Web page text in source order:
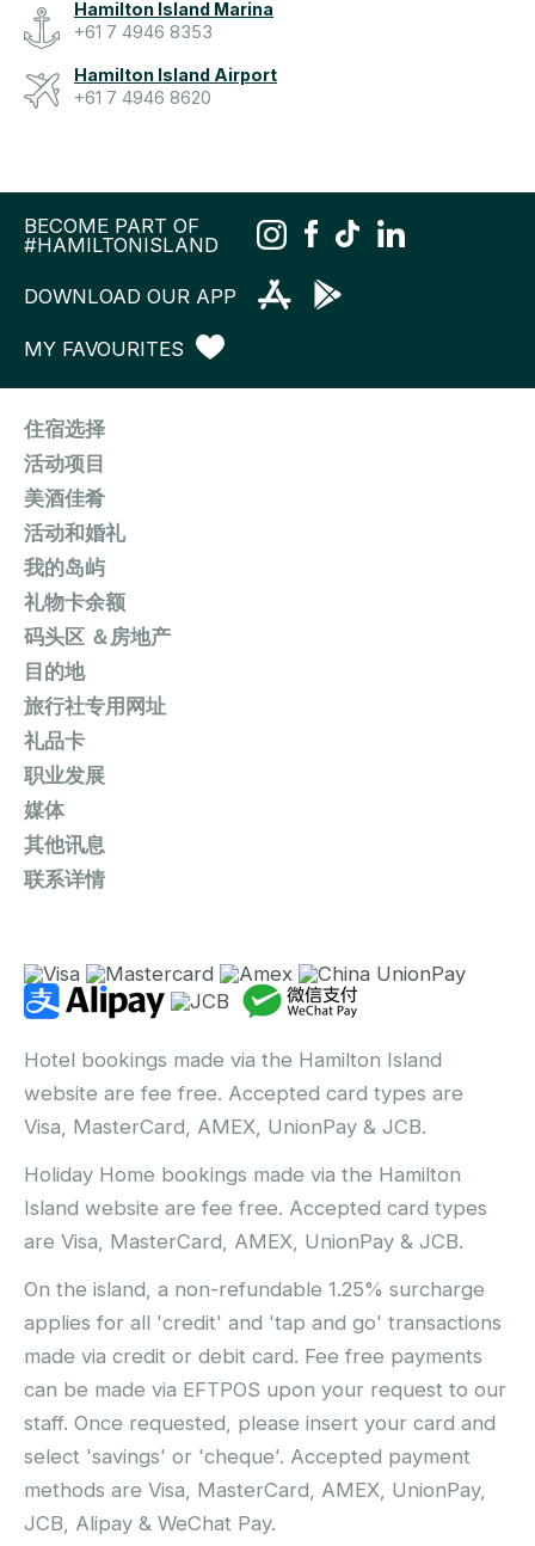
Hamilton Island Marina
+61 7 4946 8353
Hamilton Island Airport
+61 7 4946 8620
BECOME PART OF
#HAMILTONISLAND
DOWNLOAD OUR APP
MY FAVOURITES
住宿选择
活动项目
美酒佳肴
活动和婚礼
我的岛屿
礼物卡余额
码头区 ＆房地产
目的地
旅行社专用网址
礼品卡
职业发展
媒体
其他讯息
联系详情
Hotel bookings made via the Hamilton Island
website are fee free. Accepted card types are
Visa, MasterCard, AMEX, UnionPay & JCB.
Holiday Home bookings made via the Hamilton
Island website are fee free. Accepted card types
are Visa, MasterCard, AMEX, UnionPay & JCB.
On the island, a non-refundable 1.25% surcharge
applies for all 'credit' and 'tap and go' transactions
made via credit or debit card. Fee free payments
can be made via EFTPOS upon your request to our
staff. Once requested, please insert your card and
select 'savings' or 'cheque'. Accepted payment
methods are Visa, MasterCard, AMEX, UnionPay,
JCB, Alipay & WeChat Pay.